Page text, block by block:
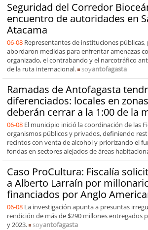
Seguridad del Corredor
encuentro de autoridades en
Atacama
06-08 Representantes de instituciones
abordaron medidas para enfrentar amenazas
organizado, el contrabando y el narcotráfico
de la ruta internacional.
soyantofagasta
Ramadas de Antofagasta
diferenciados: locales en
deberán cerrar a la 1:00 de la
06-08 El municipio inició la coordinación de las
organismos públicos y privados, definiendo
recintos con venta de alcohol y priorizando el
fondas en sectores alejados de áreas
Caso ProCultura: Fiscalía
a Alberto Larraín por
financiados por Anglo
06-08 La investigación apunta a presuntas
rendición de más de $290 millones entregados
y 2023.
soyantofagasta